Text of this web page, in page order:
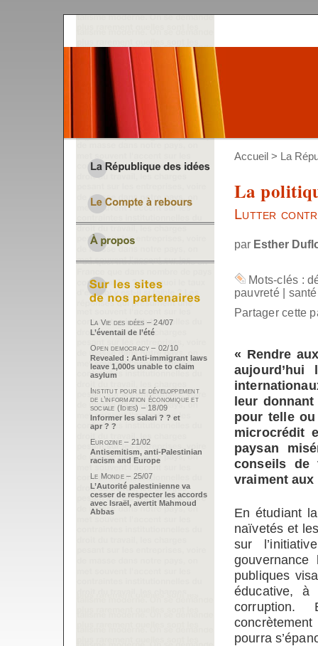
Accueil > La
La
Lutter
par Esther
Mots-clés :
pauvreté| santé
Partager cette
« Rendre
leur donnant
pour telle
microcrédit
paysan
conseils de
vraiment
En étudiant
naïvetés et
sur
publiques
éducative, à
corruption.
pourra
La Vie des idées – 24/07
L’éventail de l’été
Open democracy – 02/10
Revealed : Anti-immigrant laws
leave 1,000s unable to claim
asylum
Institut pour le développement
de l’information économique et
sociale (Idies) – 18/09
Informer les salari ? ? et
apr ? ?
Eurozine – 21/02
Antisemitism, anti-Palestinian
racism and Europe
Le Monde – 25/07
L’Autorité palestinienne va
cesser de respecter les accords
avec Israël, avertit Mahmoud
Abbas